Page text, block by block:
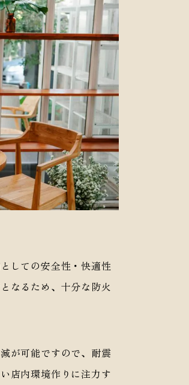
しての安全性・快適性
なるため、十分な防火
が可能ですので、耐震
店内環境作りに注力す